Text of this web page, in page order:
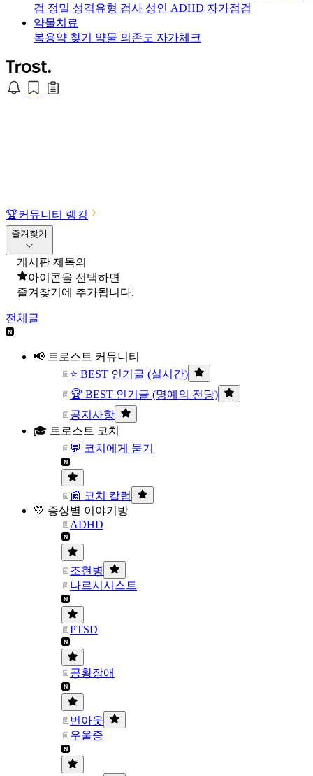
검 정밀 성격유형 검사 성인 ADHD 자가점검
약물치료
복용약 찾기 약물 의존도 자가체크
🏆커뮤니티 랭킹
즐겨찾기
게시판 제목의
아이콘을 선택하면
즐겨찾기에 추가됩니다.
전체글
📢 트로스트 커뮤니티
⭐ BEST 인기글 (실시간)
🏆 BEST 인기글 (명예의 전당)
공지사항
🎓 트로스트 코치
💬 코치에게 묻기
📰 코치 칼럼
💛 증상별 이야기방
ADHD
조현병
나르시시스트
PTSD
공황장애
번아웃
우울증